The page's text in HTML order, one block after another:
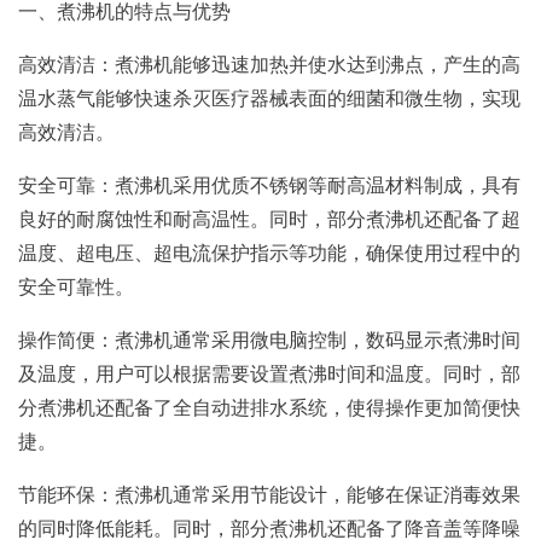
一、煮沸机的特点与优势
高效清洁：煮沸机能够迅速加热并使水达到沸点，产生的高
温水蒸气能够快速杀灭医疗器械表面的细菌和微生物，实现
高效清洁。
安全可靠：煮沸机采用优质不锈钢等耐高温材料制成，具有
良好的耐腐蚀性和耐高温性。同时，部分煮沸机还配备了超
温度、超电压、超电流保护指示等功能，确保使用过程中的
安全可靠性。
操作简便：煮沸机通常采用微电脑控制，数码显示煮沸时间
及温度，用户可以根据需要设置煮沸时间和温度。同时，部
分煮沸机还配备了全自动进排水系统，使得操作更加简便快
捷。
节能环保：煮沸机通常采用节能设计，能够在保证消毒效果
的同时降低能耗。同时，部分煮沸机还配备了降音盖等降噪